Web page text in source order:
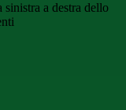
a destra dello